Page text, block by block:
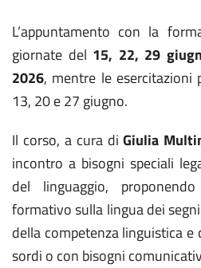
L’appuntamento con la
giornate del 15, 22, 29
2026, mentre le
13, 20 e 27 giugno.
Il corso, a cura diGiulia
incontro a bisogni speciali
del linguaggio,
formativo sulla lingua dei
della competenza linguistica
sordi o con bisogni